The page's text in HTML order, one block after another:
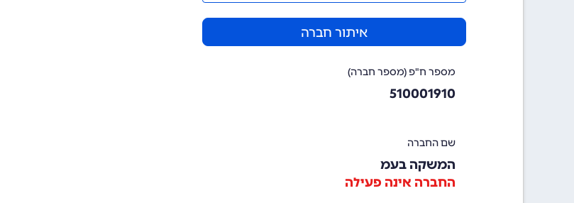
איתור חברה
מספר ח"פ (מספר חברה)
510001910
שם החברה
המשקה בעמ
החברה אינה פעילה